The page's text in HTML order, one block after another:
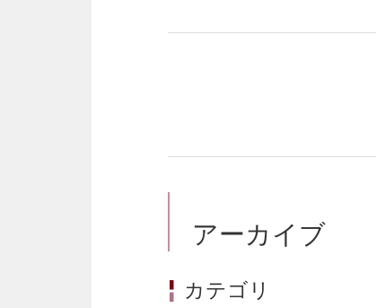
アーカイブ
カテゴリ